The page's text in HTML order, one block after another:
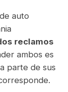
auto
reclamos
ambos es
parte de sus